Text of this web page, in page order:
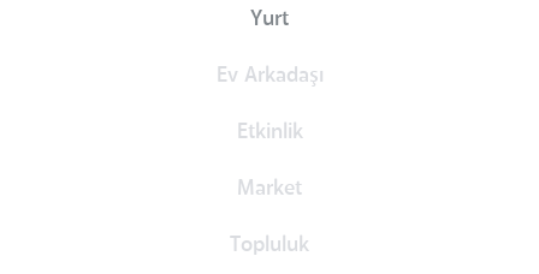
Yurt
Ev Arkadaşı
Etkinlik
Market
Topluluk